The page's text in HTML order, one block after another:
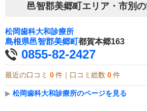
邑智郡美郷町エリア・市別
松岡歯科大和診療所
島根県邑智郡美郷町都賀本郷163
0855-82-2427
最近の口コミ 0 件｜口コミ総数 0 件
▶ 松岡歯科大和診療所のページを見る